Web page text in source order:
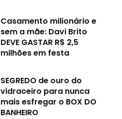
Casamento milionário e
sem a mãe: Davi Brito
DEVE GASTAR R$ 2,5
milhões em festa
SEGREDO de ouro do
vidraceiro para nunca
mais esfregar o BOX DO
BANHEIRO